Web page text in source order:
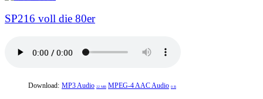
SP216 voll die 80er
Download: MP3 Audio 22 MB MPEG-4 AAC Audio 0 B